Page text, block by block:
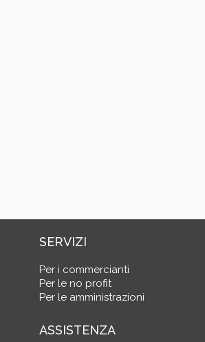
SERVIZI
Per i commercianti
Per le no profit
Per le amministrazioni
ASSISTENZA